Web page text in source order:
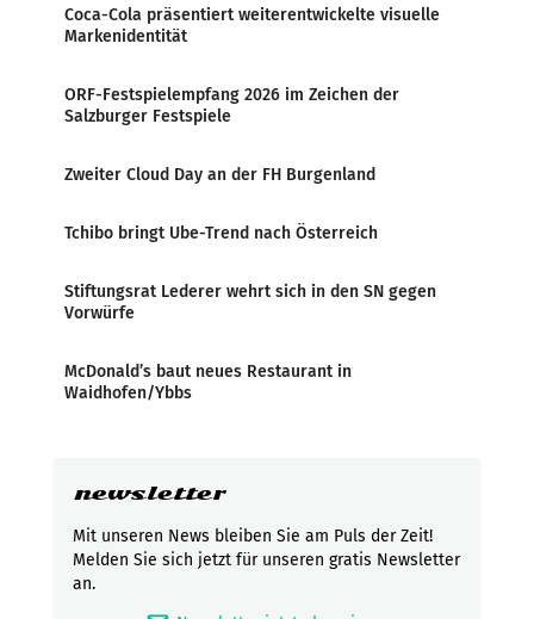
Coca-Cola präsentiert weiterentwickelte visuelle
Markenidentität
ORF-Festspielempfang 2026 im Zeichen der
Salzburger Festspiele
Zweiter Cloud Day an der FH Burgenland
Tchibo bringt Ube-Trend nach Österreich
Stiftungsrat Lederer wehrt sich in den SN gegen
Vorwürfe
McDonald’s baut neues Restaurant in
Waidhofen/Ybbs
newsletter
Mit unseren News bleiben Sie am Puls der Zeit!
Melden Sie sich jetzt für unseren gratis Newsletter
an.